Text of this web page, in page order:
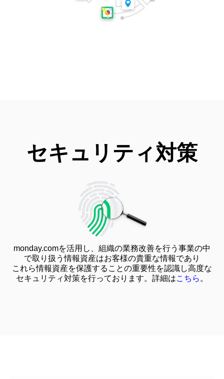
セキュリティ対策
monday.comを活用し、組織の業務改善を行う事業の中
で取り扱う情報資産はお客様の貴重な情報であり
これら情報資産を保護することの重要性を認識し高度な
セキュリティ対策を行っております。詳細はこちら 。